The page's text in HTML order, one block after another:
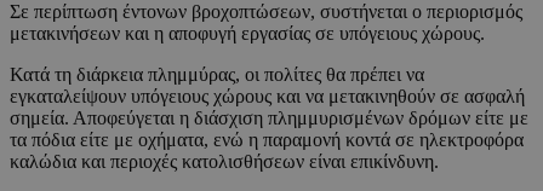
Σε περίπτωση έντονων βροχοπτώσεων, συστήνεται ο περιορισμός
μετακινήσεων και η αποφυγή εργασίας σε υπόγειους χώρους.
Κατά τη διάρκεια πλημμύρας, οι πολίτες θα πρέπει να
εγκαταλείψουν υπόγειους χώρους και να μετακινηθούν σε ασφαλή
σημεία. Αποφεύγεται η διάσχιση πλημμυρισμένων δρόμων είτε με
τα πόδια είτε με οχήματα, ενώ η παραμονή κοντά σε ηλεκτροφόρα
καλώδια και περιοχές κατολισθήσεων είναι επικίνδυνη.